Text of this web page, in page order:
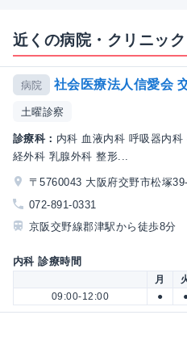
近くの病院・クリニック
病院 社会医療法人信愛会
土曜診察
診療科： 内科 血液内科 呼吸器内
経外科 乳腺外科 整形...
〒5760043 大阪府交野市松塚
072-891-0331
京阪交野線郡津駅から徒歩8分
内科 診療時間
月
09:00-12:00
●